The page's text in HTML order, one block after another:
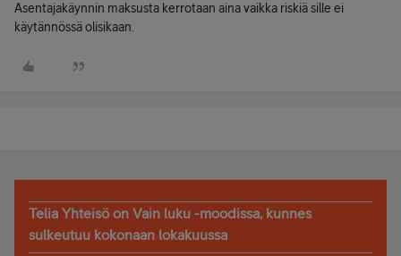
Asentajakäynnin maksusta kerrotaan aina vaikka riskiä sille ei
käytännössä olisikaan.
Telia Yhteisö on Vain luku -moodissa, kunnes
sulkeutuu kokonaan lokakuussa